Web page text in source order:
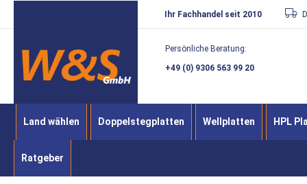
Direkt
zum
Inhalt
Ihr Fachhandel seit 2010
Persönliche Beratung:
+49 (0) 9306 563 99 20
Land wählen Doppelstegplatten Wellplatten HPL
Ratgeber